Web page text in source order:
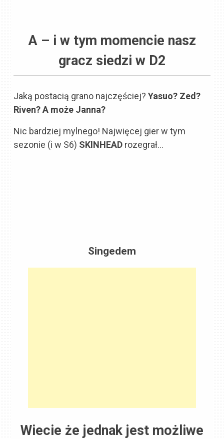
A – i w tym momencie nasz
gracz siedzi w D2
Jaką postacią grano najczęściej?Yasuo? Zed?
Riven? A może Janna?
Nic bardziej mylnego! Najwięcej gier w tym
sezonie (i w S6) SKlNHEAD rozegrał…
Singedem
Wiecie że jednak jest możliwe